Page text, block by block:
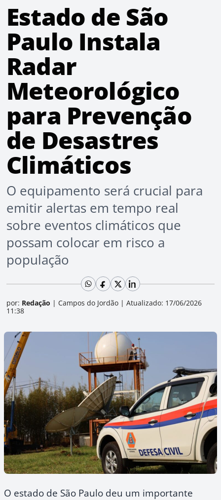
Estado de São
Paulo Instala
Radar
Meteorológico
para Prevenção
de Desastres
Climáticos
O equipamento será crucial para
emitir alertas em tempo real
sobre eventos climáticos que
possam colocar em risco a
população
por: Redação | Campos do Jordão | Atualizado: 17/06/2026
11:38
O estado de São Paulo deu um importante